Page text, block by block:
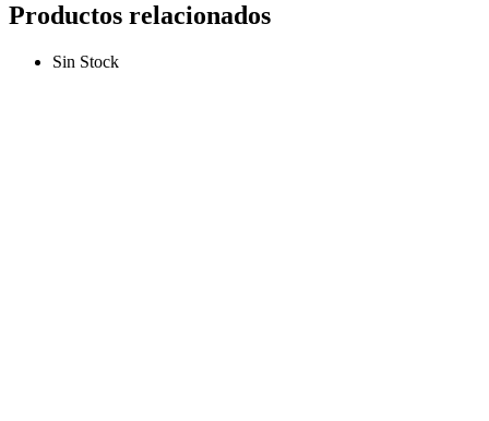
Productos relacionados
Sin Stock